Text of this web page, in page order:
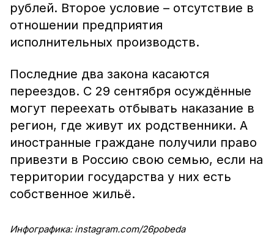
рублей. Второе условие – отсутствие в
отношении предприятия
исполнительных производств.
Последние два закона касаются
переездов. С 29 сентября осуждённые
могут переехать отбывать наказание в
регион, где живут их родственники. А
иностранные граждане получили право
привезти в Россию свою семью, если на
территории государства у них есть
собственное жильё.
Инфографика: instagram.com/26pobeda